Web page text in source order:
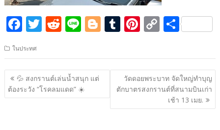
F
e
b
o
o
T
itt
er
R
d
di
t
Li
e
Bl
g
g
T
m
bl
r
Pi
er
e
st
C
p
y
Li
n
S
ar
e
ในประทศ
แนะแนว
เรื่อง
💦 สงกรานต์เล่นน้ำสนุก แต่
ต้องระวัง “โรคลมแดด” ☀️
วัดดอยพระบาท จัดใหญ่ทำบุญ
ตักบาตรสงกรานต์ที่สนามบินเก่า
เช้า 13 เมย.